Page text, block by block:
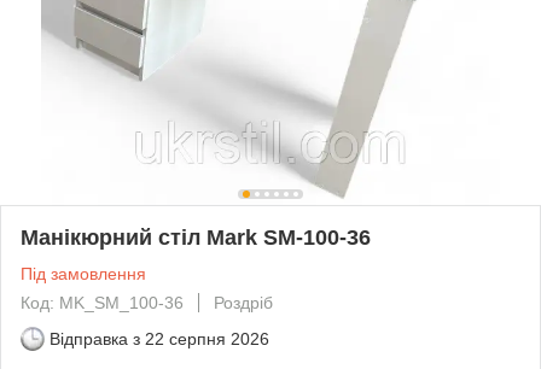
Манікюрний стіл Mark SM-100-36
Під замовлення
Код: MK_SM_100-36
Роздріб
Відправка з 22 серпня 2026